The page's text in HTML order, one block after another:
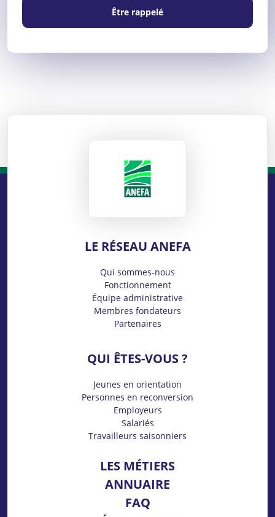
Être rappelé
LE RÉSEAU ANEFA
Qui sommes-nous
Fonctionnement
Équipe administrative
Membres fondateurs
Partenaires
QUI ÊTES-VOUS ?
Jeunes en orientation
Personnes en reconversion
Employeurs
Salariés
Travailleurs saisonniers
LES MÉTIERS
ANNUAIRE
FAQ